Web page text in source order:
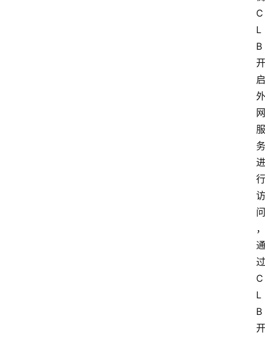
C
L
B
开
启
外
网
服
务
进
行
访
问
，
通
过
C
L
B
开